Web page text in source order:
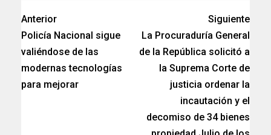
Anterior
Policía Nacional sigue
valiéndose de las
modernas tecnologías
para mejorar
Siguiente
La Procuraduría General
de la República solicitó a
la Suprema Corte de
justicia ordenar la
incautación y el
decomiso de 34 bienes